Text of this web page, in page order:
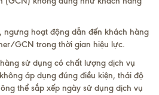
ngưng hoạt động dẫn đến khách hàng
GCN trong thời gian hiệu lực.
sử dụng có chất lượng dịch vụ
áp dụng đúng điều kiện, thái độ
thể sắp xếp ngày sử dụng dịch vụ